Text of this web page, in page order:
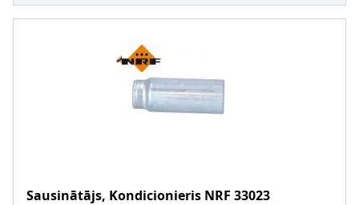
Sausinātājs, Kondicionieris NRF 33023